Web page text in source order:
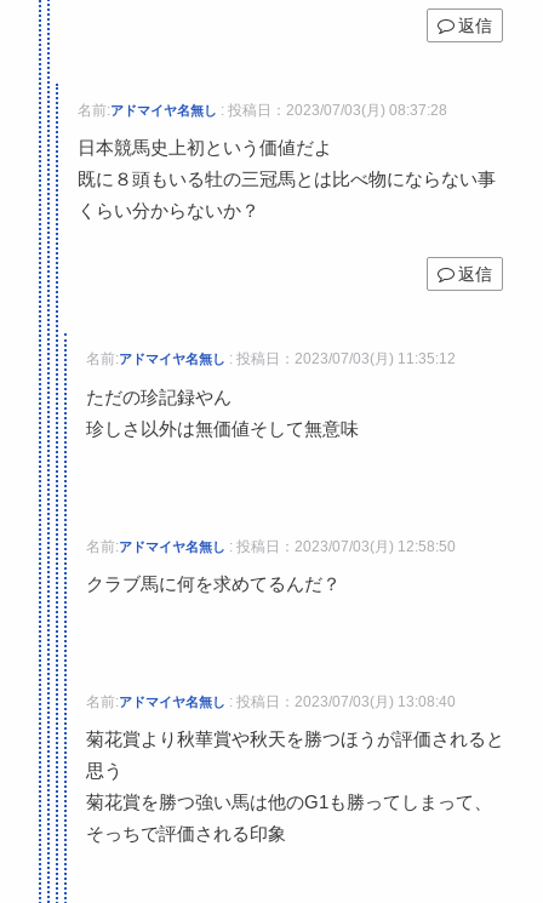
返信
名前:アドマイヤ名無し : 投稿日：2023/07/03(月) 08:37:28
日本競馬史上初という価値だよ
既に８頭もいる牡の三冠馬とは比べ物にならない事
くらい分からないか？
返信
名前:アドマイヤ名無し : 投稿日：2023/07/03(月) 11:35:12
ただの珍記録やん
珍しさ以外は無価値そして無意味
名前:アドマイヤ名無し : 投稿日：2023/07/03(月) 12:58:50
クラブ馬に何を求めてるんだ？
名前:アドマイヤ名無し : 投稿日：2023/07/03(月) 13:08:40
菊花賞より秋華賞や秋天を勝つほうが評価されると
思う
菊花賞を勝つ強い馬は他のG1も勝ってしまって、
そっちで評価される印象